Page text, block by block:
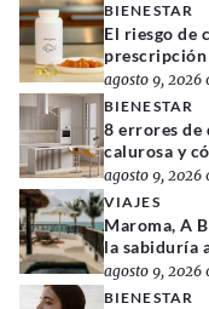
BIENESTAR
El riesgo de
prescripción
agosto 9, 2026
BIENESTAR
8 errores de
calurosa y
agosto 9, 2026
VIAJES
Maroma, A
la sabiduría
agosto 9, 2026
BIENESTAR